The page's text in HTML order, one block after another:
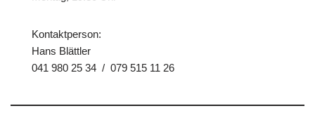
Kontaktperson:
Hans Blättler
041 980 25 34 / 079 515 11 26